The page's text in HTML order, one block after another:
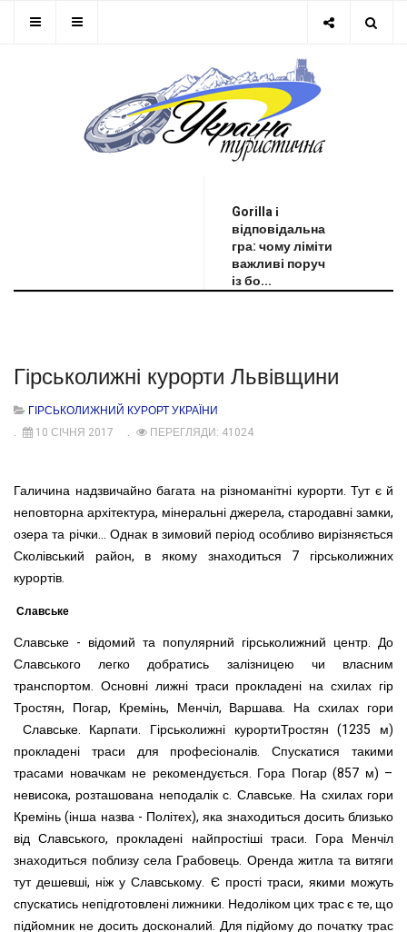
Gorilla і
відповідальна
гра: чому ліміти
важливі поруч
із бо...
Гірськолижні курорти Львівщини
ГІРСЬКОЛИЖНИЙ КУРОРТ УКРАЇНИ
10 СІЧНЯ 2017
ПЕРЕГЛЯДИ: 41024
Галичина надзвичайно багата на різноманітні курорти. Тут є й
неповторна архітектура, мінеральні джерела, стародавні замки,
озера та річки... Однак в зимовий період особливо вирізняється
Сколівський район, в якому знаходиться 7 гірськолижних
курортів.
Славське
Славське - відомий та популярний гірськолижний центр. До
Славського легко добратись залізницею чи власним
транспортом. Основні лижні траси прокладені на схилах гір
Тростян, Погар, Кремінь, Менчіл, Варшава. На схилах гори
Славське. Карпати. Гірськолижні курортиТростян (1235 м)
прокладені траси для професіоналів. Спускатися такими
трасами новачкам не рекомендується. Гора Погар (857 м) –
невисока, розташована неподалік с. Славське. На схилах гори
Кремінь (інша назва - Політех), яка знаходиться досить близько
від Славського, прокладені найпростіші траси. Гора Менчіл
знаходиться поблизу села Грабовець. Оренда житла та витяги
тут дешевші, ніж у Славському. Є прості траси, якими можуть
спускатись непідготовлені лижники. Недоліком цих трас є те, що
підйомник не досить досконалий. Для підйому до початку трас